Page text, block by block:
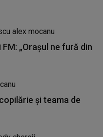
„Orașul ne fură din
și teama de